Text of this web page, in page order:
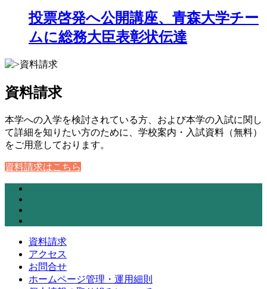
投票啓発へ公開講座、青森大学チー
ムに総務大臣表彰状伝達
資料請求
本学への入学を検討されている方、および本学の入試に関し
て詳細を知りたい方のために、学校案内・入試資料（無料）
をご用意しております。
資料請求はこちら
資料請求
アクセス
お問合せ
ホームページ管理・運用細則